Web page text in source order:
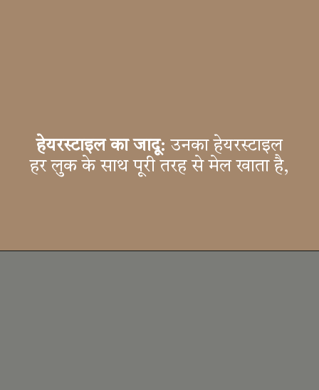
हेयरस्टाइल का जादू: उनका हेयरस्टाइल
हर लुक के साथ पूरी तरह से मेल खाता है,